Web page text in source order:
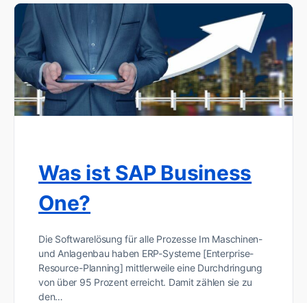
Was ist SAP Business
One?
Die Softwarelösung für alle Prozesse Im Maschinen-
und Anlagenbau haben ERP-Systeme [Enterprise-
Resource-Planning] mittlerweile eine Durchdringung
von über 95 Prozent erreicht. Damit zählen sie zu
den…